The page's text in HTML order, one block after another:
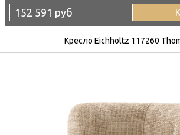
152 591 руб
Кресло Eichholtz 117260